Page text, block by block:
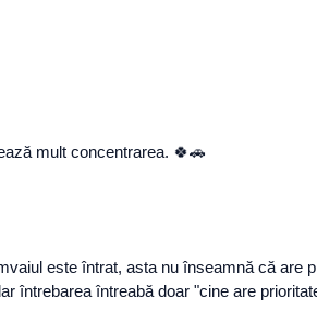
mult concentrarea. 🍀🚗
este întrat, asta nu înseamnă că
întrebarea întreabă doar "cine are